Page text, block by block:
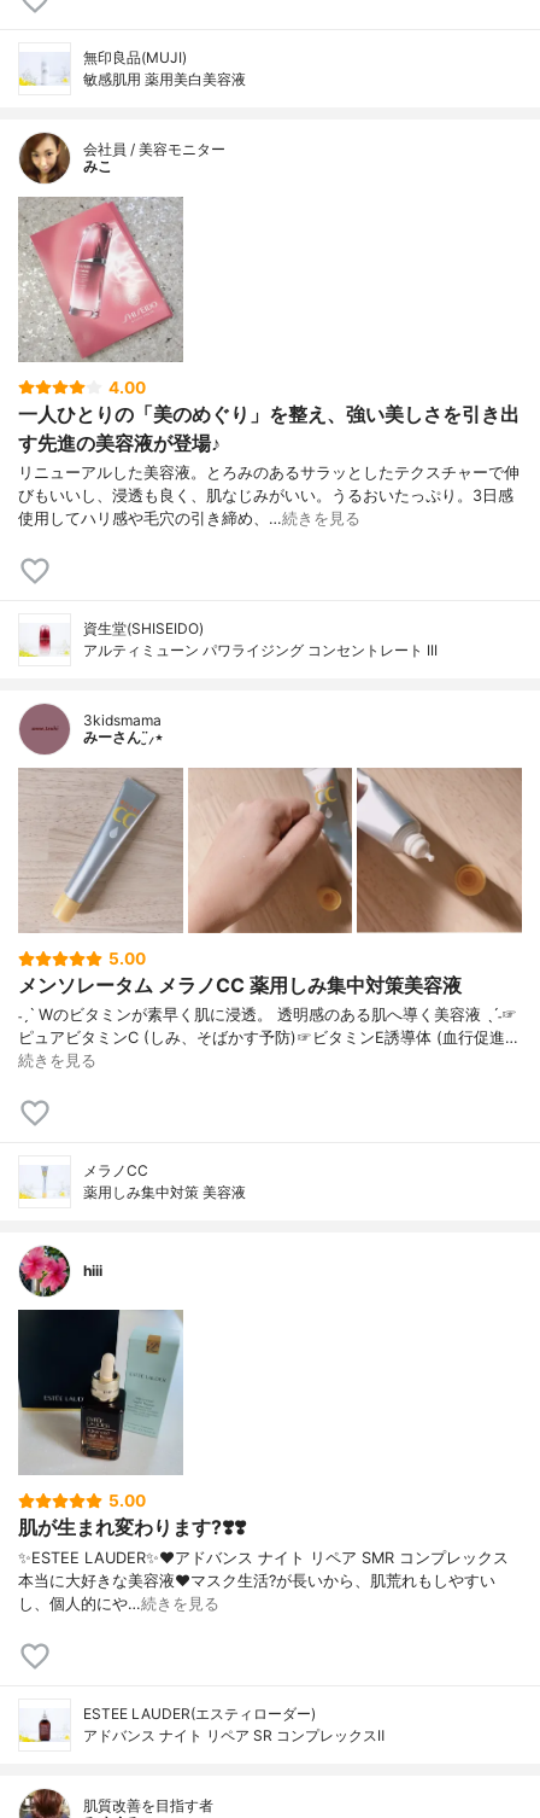
無印良品(MUJI)
敏感肌用 薬用美白美容液
会社員 / 美容モニター
みこ
4.00
一人ひとりの「美のめぐり」を整え、強い美しさを引き出
す先進の美容液が登場♪
リニューアルした美容液。とろみのあるサラッとしたテクスチャーで伸
びもいいし、浸透も良く、肌なじみがいい。うるおいたっぷり。3日感
使用してハリ感や毛穴の引き締め、…続きを見る
資生堂(SHISEIDO)
アルティミューン パワライジング コンセントレート III
3kidsmama
みーさん¨̮⸝⋆
5.00
メンソレータム メラノCC 薬用しみ集中対策美容液
˗ˏˋ Wのビタミンが素早く肌に浸透。 透明感のある肌へ導く美容液 ˎˊ˗☞
ピュアビタミンC (しみ、そばかす予防)☞ビタミンE誘導体 (血行促進…
続きを見る
メラノCC
薬用しみ集中対策 美容液
hiii
5.00
肌が生まれ変わります?❣️❣️
✨ESTEE LAUDER✨❤︎アドバンス ナイト リペア SMR コンプレックス
本当に大好きな美容液❤️マスク生活?が長いから、肌荒れもしやすい
し、個人的にや…続きを見る
ESTEE LAUDER(エスティローダー)
アドバンス ナイト リペア SR コンプレックスⅡ
肌質改善を目指す者